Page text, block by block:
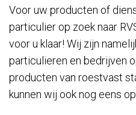
Voor uw producten of
particulier op zoek naar
voor u klaar! Wij zijn
particulieren en bedrijven
producten van roestvast
kunnen wij ook nog eens